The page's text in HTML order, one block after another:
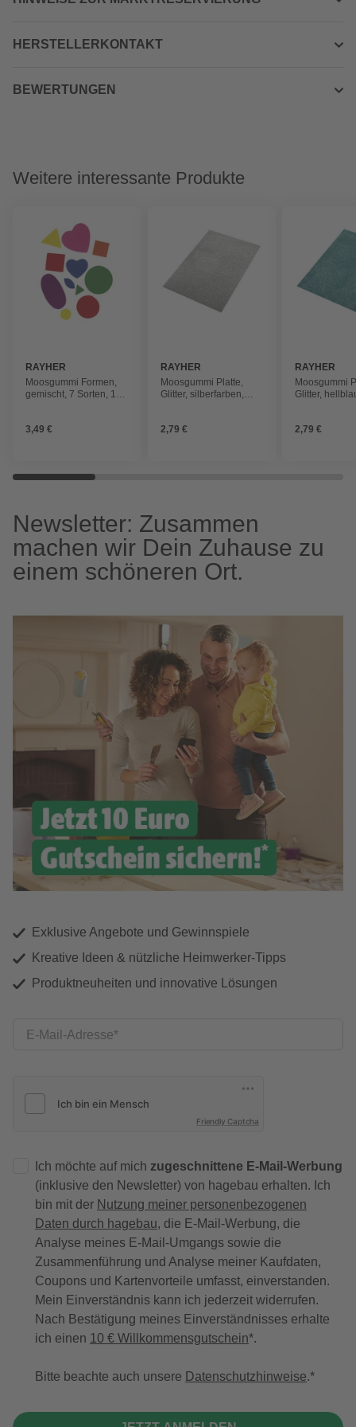
HERSTELLERKONTAKT
BEWERTUNGEN
Weitere interessante Produkte
RAYHER
Moosgummi Formen,
gemischt, 7 Sorten, 1-
3,49 €
RAYHER
Moosgummi Platte,
Glitter, silberfarben,
2,79 €
RAYHER
Moosgummi
Glitter,
2,79 €
Newsletter: Zusammen
machen wir Dein Zuhause zu
einem schöneren Ort.
Exklusive Angebote und Gewinnspiele
Kreative Ideen & nützliche Heimwerker-Tipps
Produktneuheiten und innovative Lösungen
E-Mail-Adresse
Friendly Captcha
Ich möchte auf mich zugeschnittene E-Mail-Werbung
(inklusive den Newsletter) von hagebau erhalten. Ich
bin mit der Nutzung meiner personenbezogenen
Daten durch hagebau, die E-Mail-Werbung, die
Analyse meines E-Mail-Umgangs sowie die
Zusammenführung und Analyse meiner Kaufdaten,
Coupons und Kartenvorteile umfasst, einverstanden.
Mein Einverständnis kann ich jederzeit widerrufen.
Nach Bestätigung meines Einverständnisses erhalte
ich einen 10 € Willkommensgutschein*.
Bitte beachte auch unsere Datenschutzhinweise.